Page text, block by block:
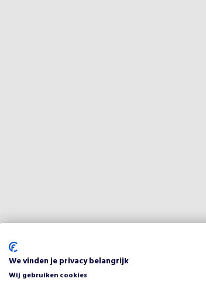
We vinden je privacy belangrijk
Wij gebruiken cookies